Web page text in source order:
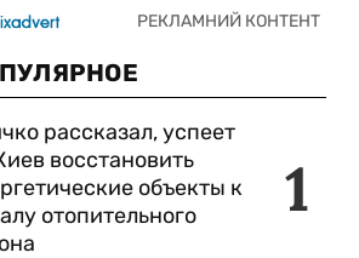
1
рассказал, успеет
восстановить
объекты к
отопительного